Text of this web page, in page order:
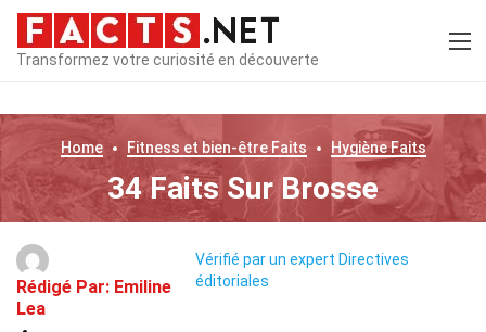
Transformez votre curiosité en découverte
Home Fitness et bien-êtreFaits HygièneFaits
34 Faits Sur Brosse
Rédigé Par: Emiline
Lea
Vérifié par un expert Directives
éditoriales